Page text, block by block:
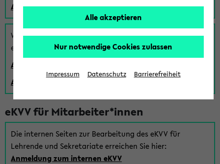
Anmeldung zum eKVV der Studierenden
Wenn Sie (noch) kein Uni Login haben, können Sie das
eKVV auch über einen Gastzugang verwenden:
Anmeldung über einen vorhandenen Gastzugang
Anlegen eines neuen Gastzugangs
eKVV für Mitarbeiter*innen
Die internen Seiten zur Bearbeitung des eKVV für
Lehrende und Sekretariate erreichen Sie hier:
Anmeldung zum internen eKVV
Alle akzeptieren
Nur notwendige Cookies zulassen
Impressum Datenschutz Barrierefreiheit